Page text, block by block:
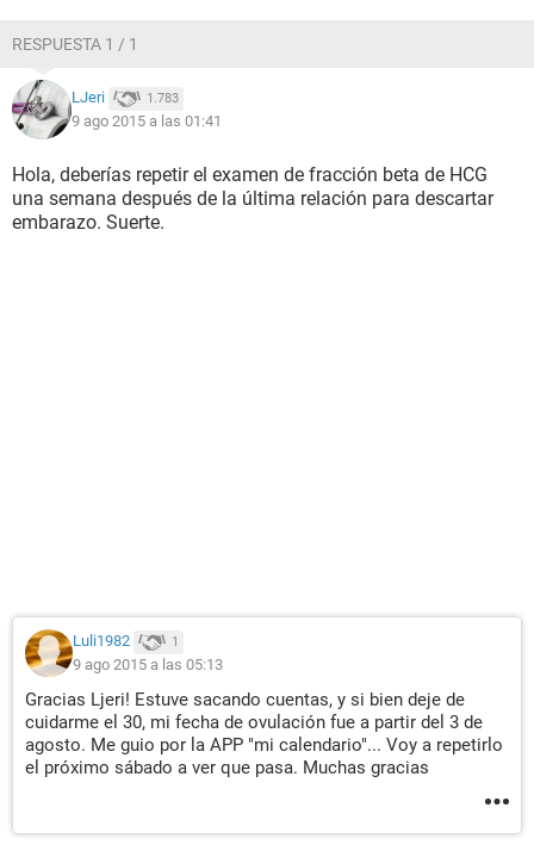
RESPUESTA 1 / 1
LJeri 1.783
9 ago 2015 a las 01:41
Hola, deberías repetir el examen de fracción beta de HCG
una semana después de la última relación para descartar
embarazo. Suerte.
Luli1982 1
9 ago 2015 a las 05:13
Gracias Ljeri! Estuve sacando cuentas, y si bien deje de
cuidarme el 30, mi fecha de ovulación fue a partir del 3 de
agosto. Me guio por la APP "mi calendario"... Voy a repetirlo
el próximo sábado a ver que pasa. Muchas gracias